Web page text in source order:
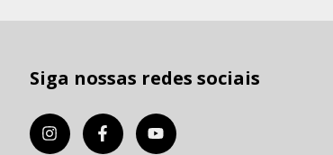
Siga nossas redes sociais